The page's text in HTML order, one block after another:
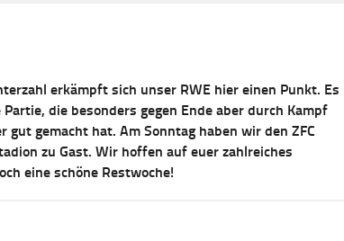
erkämpft sich unser RWE hier einen Punkt. Es
die besonders gegen Ende aber durch Kampf
gut gemacht hat. Am Sonntag haben wir den ZFC
zu Gast. Wir hoffen auf euer zahlreiches
eine schöne Restwoche!